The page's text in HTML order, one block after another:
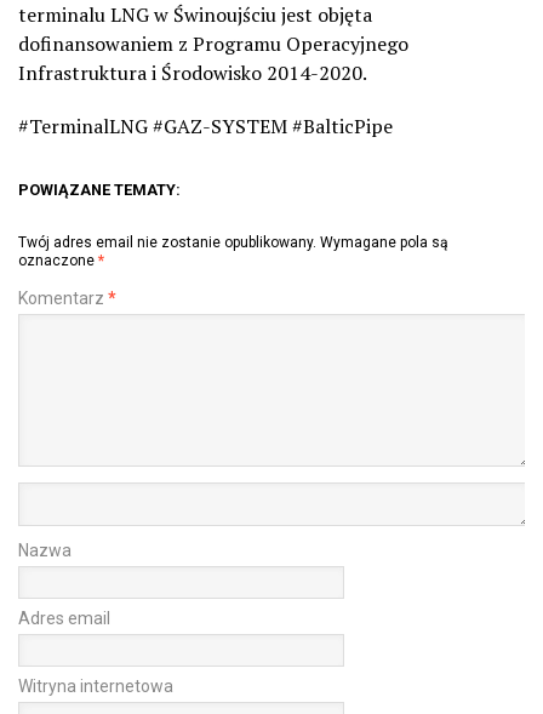
terminalu LNG w Świnoujściu jest objęta
dofinansowaniem z Programu Operacyjnego
Infrastruktura i Środowisko 2014-2020.
#TerminalLNG #GAZ-SYSTEM #BalticPipe
POWIĄZANE TEMATY:
Twój adres email nie zostanie opublikowany. Wymagane pola są
oznaczone *
Komentarz *
Nazwa
Adres email
Witryna internetowa